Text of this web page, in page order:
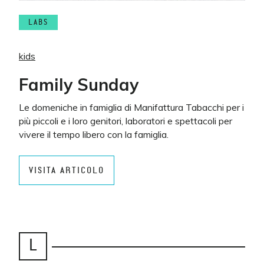
LABS
kids
Family Sunday
Le domeniche in famiglia di Manifattura Tabacchi per i
più piccoli e i loro genitori, laboratori e spettacoli per
vivere il tempo libero con la famiglia.
VISITA ARTICOLO
L